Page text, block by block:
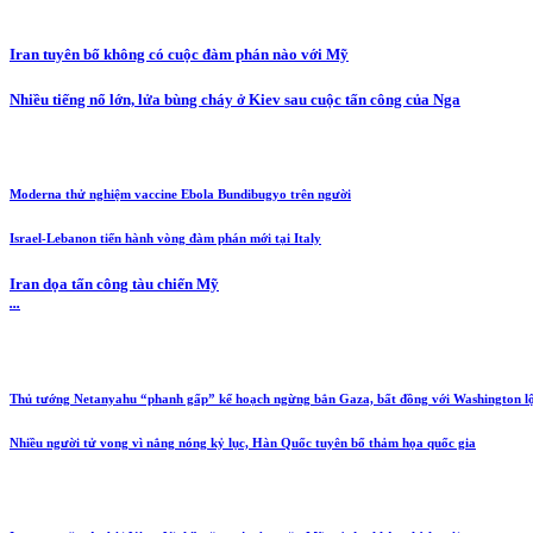
Iran tuyên bố không có cuộc đàm phán nào với Mỹ
Nhiều tiếng nổ lớn, lửa bùng cháy ở Kiev sau cuộc tấn công của Nga
Moderna thử nghiệm vaccine Ebola Bundibugyo trên người
Israel-Lebanon tiến hành vòng đàm phán mới tại Italy
Iran dọa tấn công tàu chiến Mỹ
...
Thủ tướng Netanyahu “phanh gấp” kế hoạch ngừng bắn Gaza, bất đồng với Washington
Nhiều người tử vong vì nắng nóng kỷ lục, Hàn Quốc tuyên bố thảm họa quốc gia